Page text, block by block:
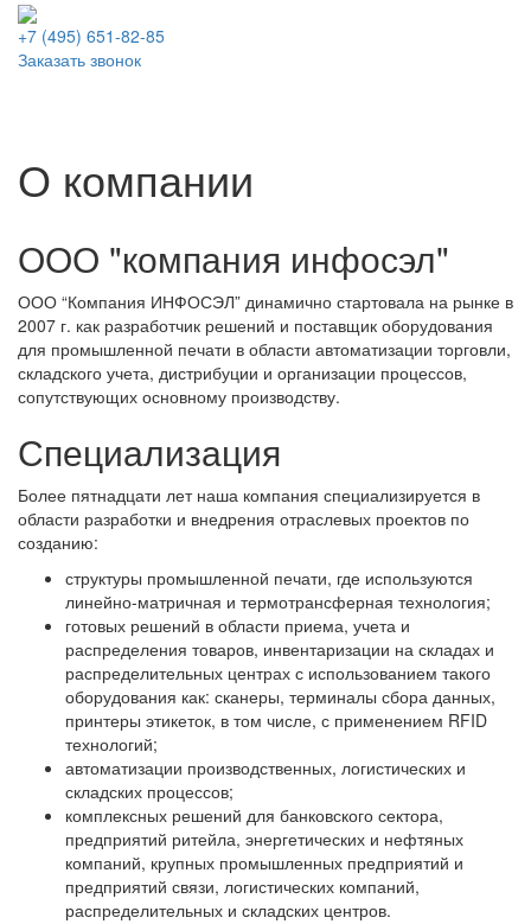
+7 (495) 651-82-85
Заказать звонок
О компании
ООО "компания инфосэл"
ООО “Компания ИНФОСЭЛ” динамично стартовала на рынке в
2007 г. как разработчик решений и поставщик оборудования
для промышленной печати в области автоматизации торговли,
складского учета, дистрибуции и организации процессов,
сопутствующих основному производству.
Специализация
Более пятнадцати лет наша компания специализируется в
области разработки и внедрения отраслевых проектов по
созданию:
структуры промышленной печати, где используются
линейно-матричная и термотрансферная технология;
готовых решений в области приема, учета и
распределения товаров, инвентаризации на складах и
распределительных центрах с использованием такого
оборудования как: сканеры, терминалы сбора данных,
принтеры этикеток, в том числе, с применением RFID
технологий;
автоматизации производственных, логистических и
складских процессов;
комплексных решений для банковского сектора,
предприятий ритейла, энергетических и нефтяных
компаний, крупных промышленных предприятий и
предприятий связи, логистических компаний,
распределительных и складских центров.